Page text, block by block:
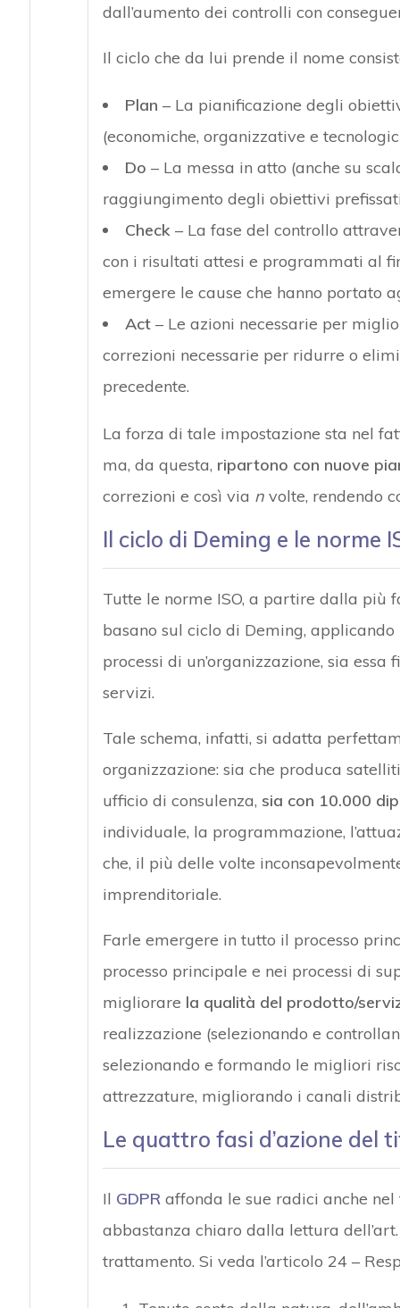
dall’aumento dei controlli con
Il ciclo che da lui prende il nome
Plan – La pianificazione degli
(economiche, organizzative e
Do – La messa in atto (anche su
raggiungimento degli obiettivi
Check– La fase del controllo
con i risultati attesi e programmati al
emergere le cause che hanno portato
Act– Le azioni necessarie per
correzioni necessarie per ridurre o
precedente.
La forza di tale impostazione sta nel
ma, da questa, ripartono con nuove
correzioni e così via nvolte, rendendo
Il ciclo di Deming e le norme
Tutte le norme ISO, a partire dalla più
basano sul ciclo di Deming,
processi di un’organizzazione, sia
servizi.
Tale schema, infatti, si adatta
organizzazione: sia che produca
ufficio di consulenza, sia con 10.000
individuale, la programmazione,
che, il più delle volte
imprenditoriale.
Farle emergere in tutto il processo
processo principale e nei processi di
migliorare la qualità del prodotto/
realizzazione (selezionando e
selezionando e formando le migliori
attrezzature, migliorando i canali
Le quattro fasi d’azione
Il GDPRaffonda le sue radici anche nel
abbastanza chiaro dalla lettura
trattamento. Si veda l’articolo 24 –